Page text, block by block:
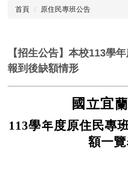
首頁 原住民專班公告
【招生公告】本校113學
報到後缺額情形
國立宜
113學年度原住民專
額一